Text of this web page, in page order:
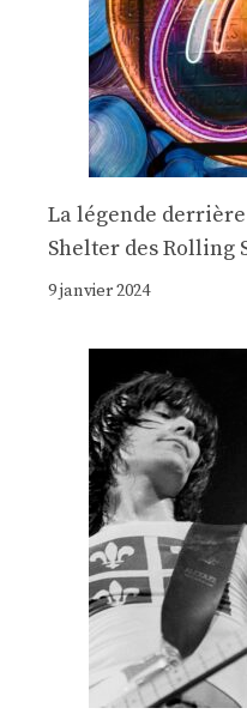
La légende
Shelter des Rolling
9 janvier 2024